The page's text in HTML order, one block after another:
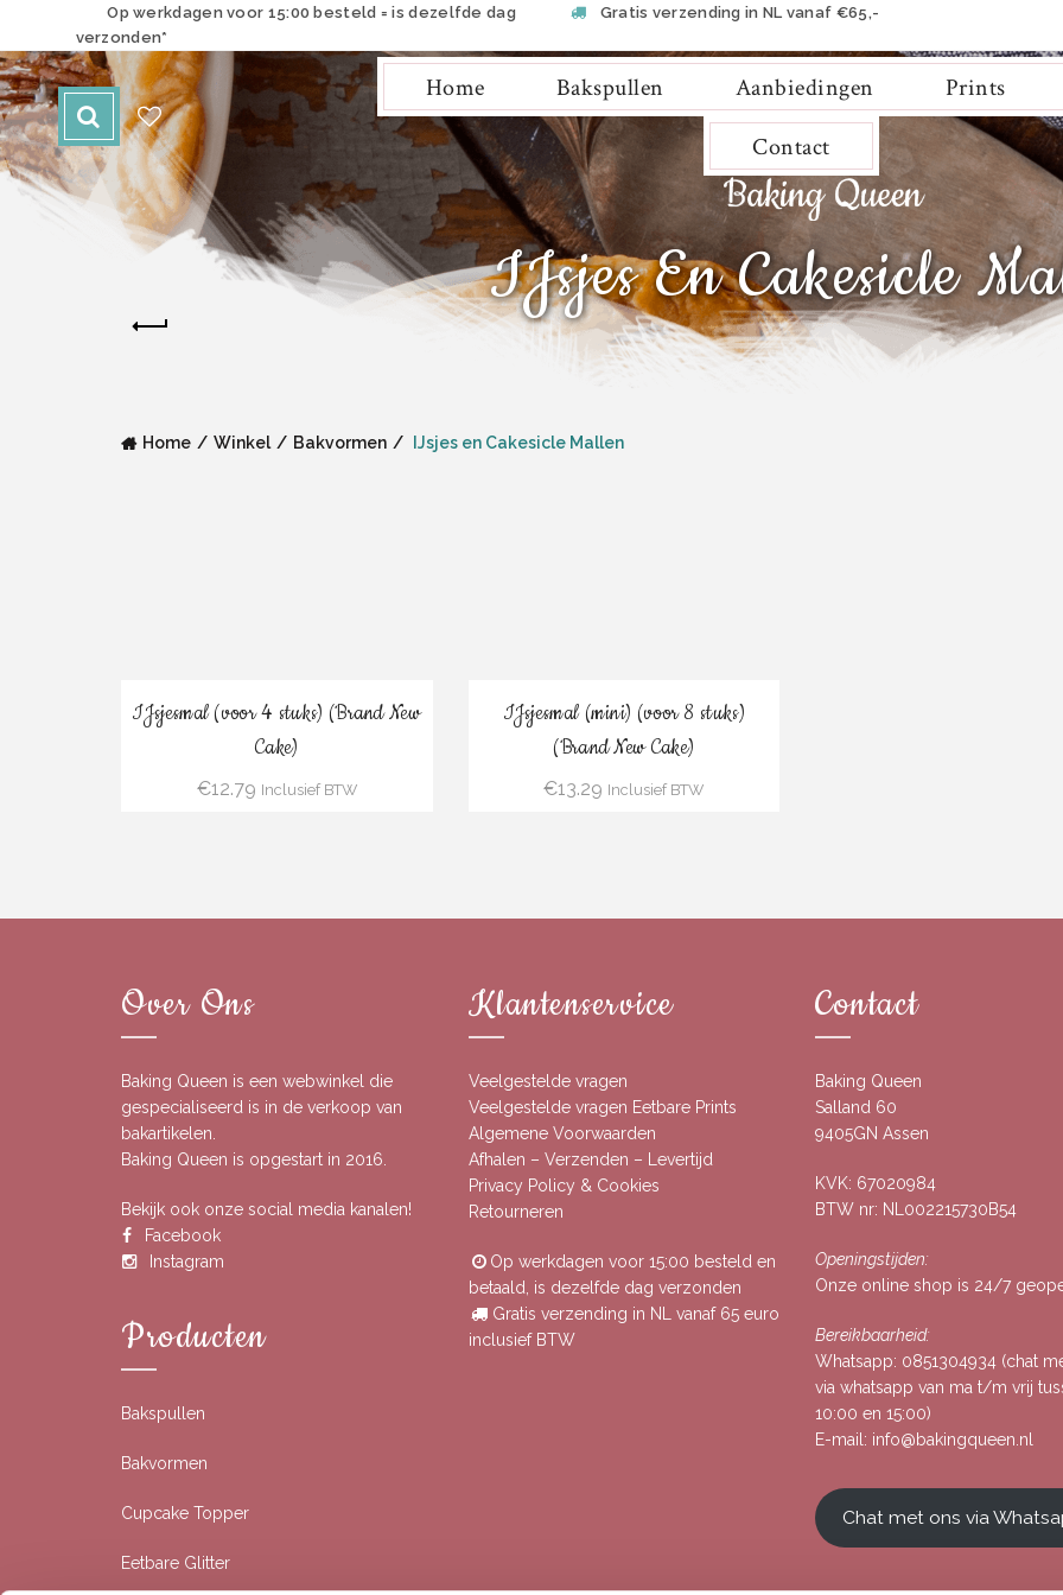
Op werkdagen voor 15:00 besteld = is dezelfde dag
verzonden*
Gratis verzending in NL vanaf €65,-
Home Bakspullen Aanbiedingen Prints
Contact
IJsjes En Cakesicle
Home Winkel Bakvormen IJsjes en Cakesicle Mallen
Bestel
IJsjesmal (voor 4 stuks) (Brand New
Cake)
€12.79 Inclusief BTW
Bestel
IJsjesmal (mini) (voor 8 stuks)
(Brand New Cake)
€13.29 Inclusief BTW
Over Ons
Baking Queen is een webwinkel die
gespecialiseerd is in de verkoop van
bakartikelen.
Baking Queen is opgestart in 2016.
Bekijk ook onze social media kanalen!
Facebook
Instagram
Producten
Bakspullen
Bakvormen
Cupcake Topper
Eetbare Glitter
Klantenservice
Veelgestelde vragen
Veelgestelde vragen Eetbare Prints
Algemene Voorwaarden
Afhalen – Verzenden – Levertijd
Privacy Policy & Cookies
Retourneren
Op werkdagen voor 15:00 besteld en
betaald, is dezelfde dag verzonden
Gratis verzending in NL vanaf 65 euro
inclusief BTW
Contact
Baking Queen
Salland 60
9405GN Assen
KVK: 67020984
BTW nr: NL002215730B54
Openingstijden:
Onze online shop is 24/7
Bereikbaarheid:
Whatsapp: 0851304934 (chat
via whatsapp van ma t/m vrij
10:00 en 15:00)
E-mail: info@bakingqueen.nl
Chat met ons via